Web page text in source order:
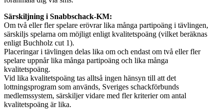
Särskiljning i Snabbschack-KM:
Om två eller fler spelare erövrar lika många partipoäng i tävlingen,
särskiljs spelarna om möjligt enligt kvalitetspoäng (vilket beräknas
enligt Buchholz cut 1).
Placeringar i tävlingen delas lika om och endast om två eller fler
spelare uppnår lika många partipoäng och lika många
kvalitetspoäng.
Vid lika kvalitetspoäng tas alltså ingen hänsyn till att det
lottningsprogram som används, Sveriges schackförbunds
medlemssystem, särskiljer vidare med fler kriterier om antal
kvalitetspoäng är lika.